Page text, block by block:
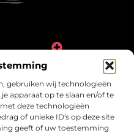
gebruiken wij technologieën
apparaat op te slaan en/of te
deze technologieën
of unieke ID's op deze site
geeft of uw toestemming